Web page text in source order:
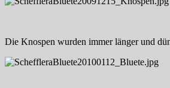
Die Knospen wurden immer länger und